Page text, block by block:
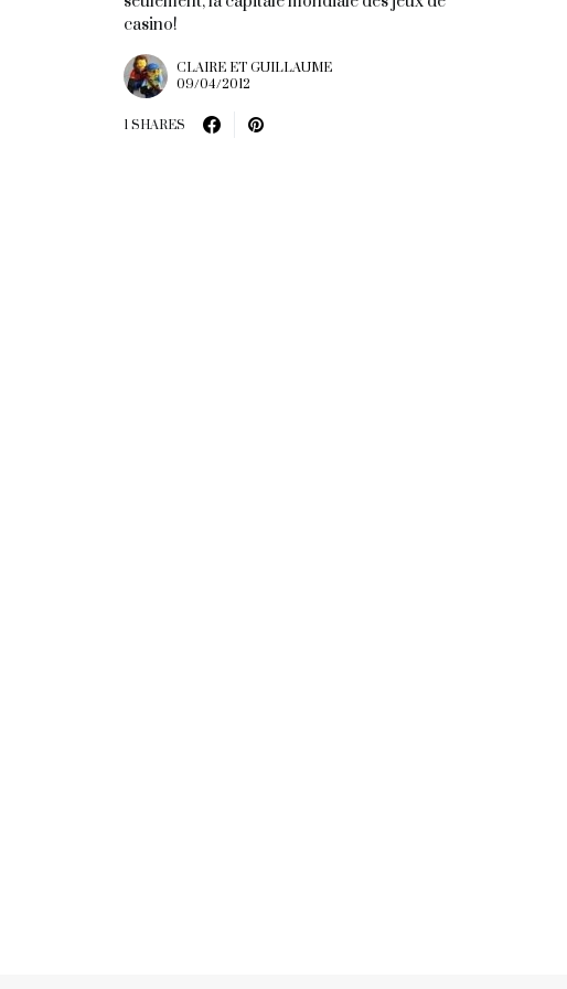
casino!
CLAIRE ET GUILLAUME
09/04/2012
1 SHARES